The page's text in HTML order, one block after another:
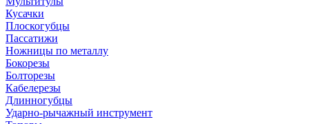
Кусачки
Плоскогубцы
Пассатижи
Ножницы по металлу
Бокорезы
Болторезы
Кабелерезы
Длинногубцы
Ударно-рычажный инструмент